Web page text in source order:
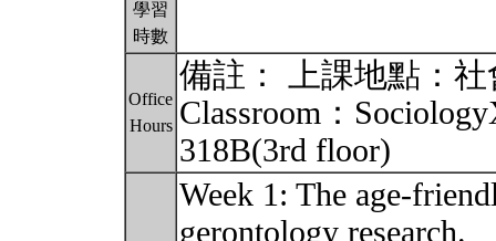
學習
時數
Office
Hours
備註： 上課地點：
Classroom：
318B(3rd floor)
Week 1: The age-
gerontology research.